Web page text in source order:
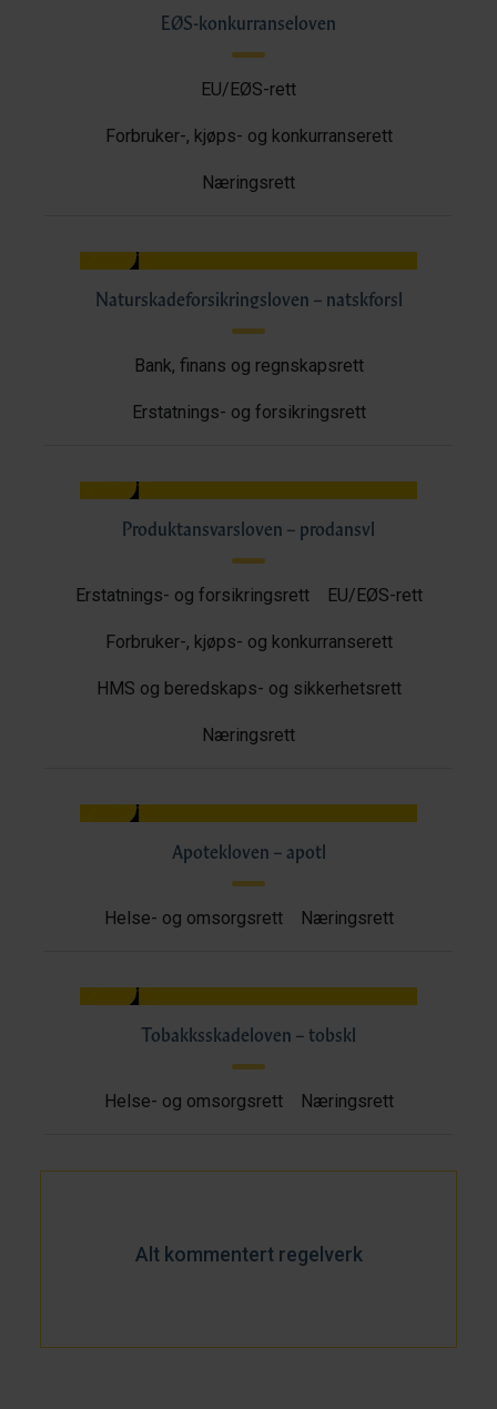
EØS-konkurranseloven
EU/EØS-rett
Forbruker-, kjøps- og konkurranserett
Næringsrett
Naturskadeforsikringsloven – natskforsl
Bank, finans og regnskapsrett
Erstatnings- og forsikringsrett
Produktansvarsloven – prodansvl
Erstatnings- og forsikringsrett EU/EØS-rett
Forbruker-, kjøps- og konkurranserett
HMS og beredskaps- og sikkerhetsrett
Næringsrett
Apotekloven – apotl
Helse- og omsorgsrett Næringsrett
Tobakksskadeloven – tobskl
Helse- og omsorgsrett Næringsrett
Alt kommentert regelverk